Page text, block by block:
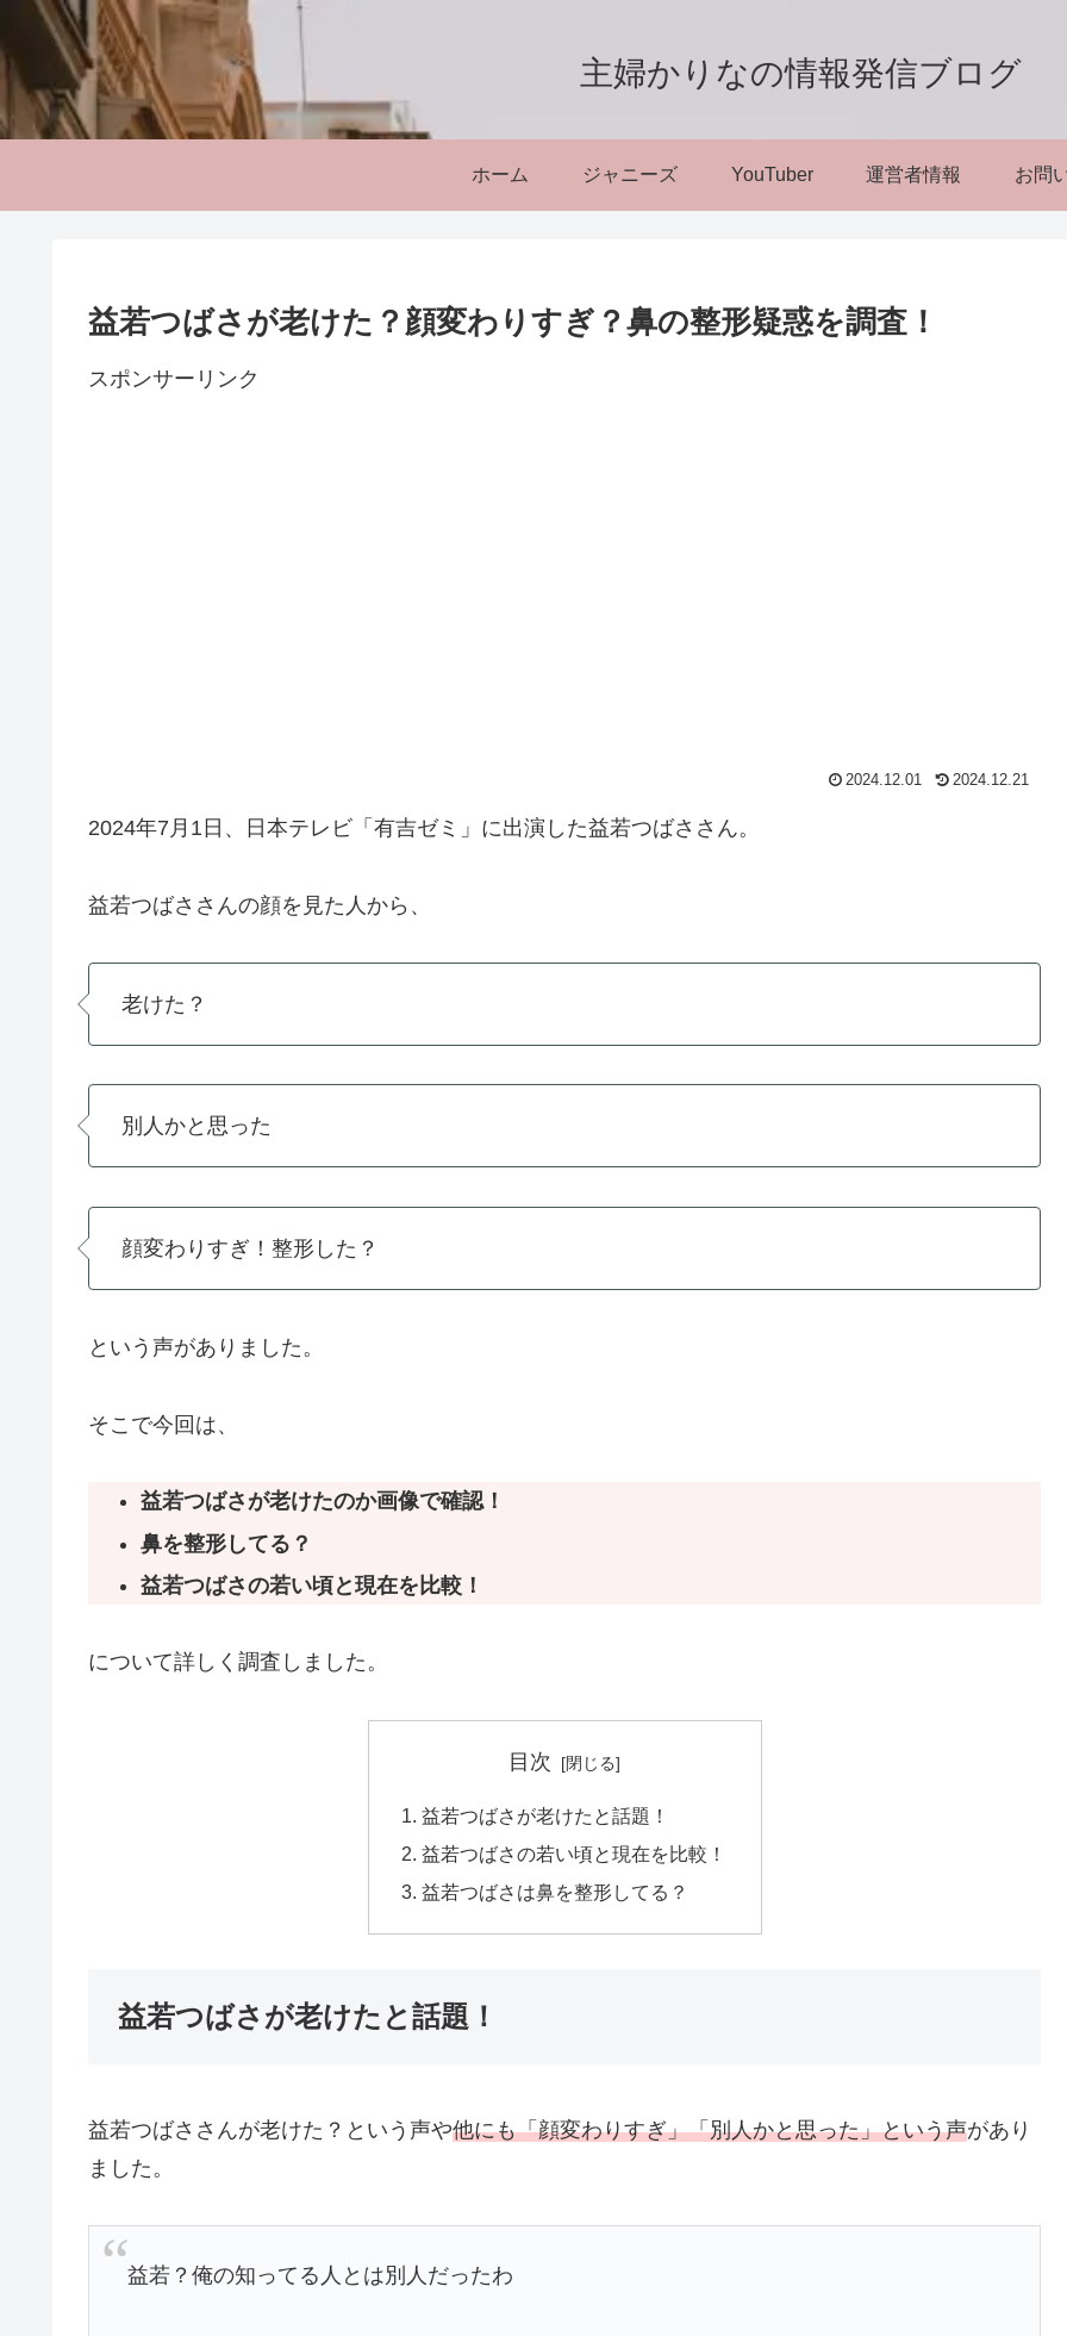
主婦かりなの情報発信ブログ
ホーム ジャニーズ YouTuber 運営者情報 お問
益若つばさが老けた？顔変わりすぎ？鼻の整形疑惑を調査！
スポンサーリンク
2024.12.01 2024.12.21
2024年7月1日、日本テレビ「有吉ゼミ」に出演した益若つばささん。
益若つばささんの顔を見た人から、
老けた？
別人かと思った
顔変わりすぎ！整形した？
という声がありました。
そこで今回は、
益若つばさが老けたのか画像で確認！
鼻を整形してる？
益若つばさの若い頃と現在を比較！
について詳しく調査しました。
目次
益若つばさが老けたと話題！
益若つばさの若い頃と現在を比較！
益若つばさは鼻を整形してる？
益若つばさが老けたと話題！
益若つばささんが老けた？という声や他にも「顔変わりすぎ」「別人かと思った」という声があり
ました。
益若？俺の知ってる人とは別人だったわ